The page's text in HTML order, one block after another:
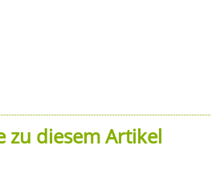
zu diesem Artikel